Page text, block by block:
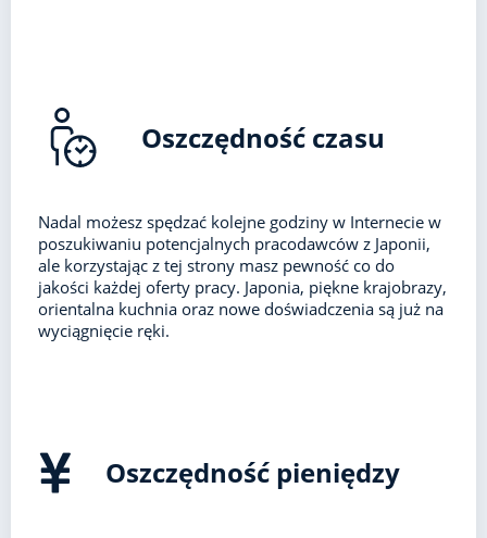
Oszczędność czasu
Nadal możesz spędzać kolejne godziny w Internecie w
poszukiwaniu potencjalnych pracodawców z Japonii,
ale korzystając z tej strony masz pewność co do
jakości każdej oferty pracy. Japonia, piękne krajobrazy,
orientalna kuchnia oraz nowe doświadczenia są już na
wyciągnięcie ręki.
Oszczędność pieniędzy